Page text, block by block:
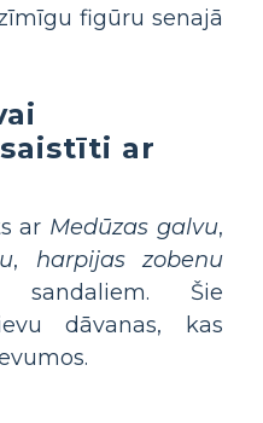
figūru senajā
ar
ar Medūzas galvu,
, harpijas zobenu
sandaliem. Šie
dāvanas, kas